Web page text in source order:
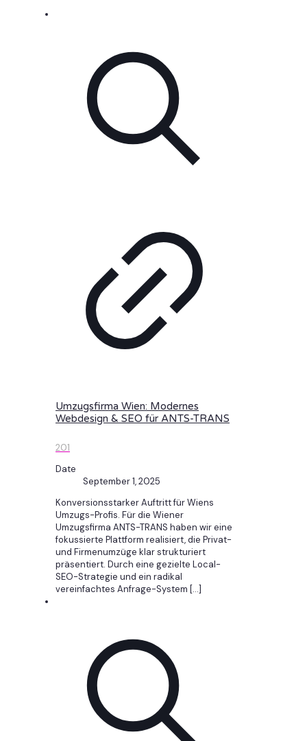
Umzugsfirma Wien: Modernes
Webdesign & SEO für ANTS-TRANS
201
Date
September 1, 2025
Konversionsstarker Auftritt für Wiens
Umzugs-Profis. Für die Wiener
Umzugsfirma ANTS-TRANS haben wir eine
fokussierte Plattform realisiert, die Privat-
und Firmenumzüge klar strukturiert
präsentiert. Durch eine gezielte Local-
SEO-Strategie und ein radikal
vereinfachtes Anfrage-System […]